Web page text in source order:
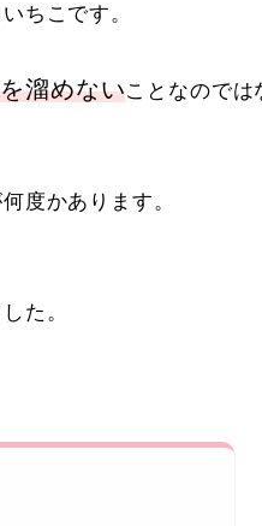
ちこです。
溜めないことなのでは
度かあります。
た。